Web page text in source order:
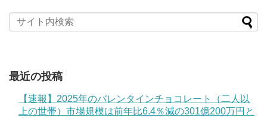
最近の投稿
【速報】2025年のバレンタインチョコレート（二人以
上の世帯）市場規模は前年比6.4％減の301億200万円と